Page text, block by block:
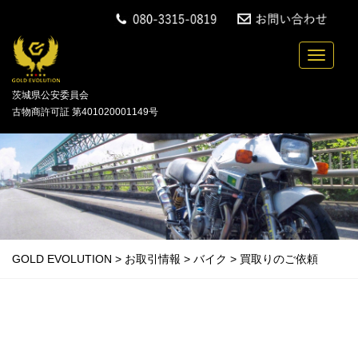
Toggle
中古バイクの買取・無料引取を行っている「
茨城県公安委員会
古物商許可証 第401020001149号
GOLD EVOLUTION > お取引情報 > バイク > 買取りのご依頼